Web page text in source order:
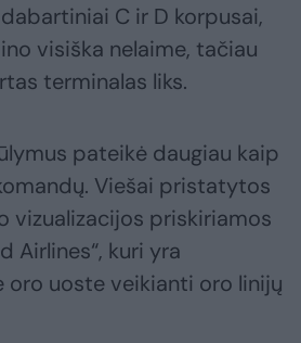
C ir D korpusai,
visiška nelaime, tačiau
terminalas liks.
pateikė daugiau kaip
Viešai pristatytos
vizualizacijos priskiriamos
Airlines“, kuri yra
oro uoste veikianti oro linijų